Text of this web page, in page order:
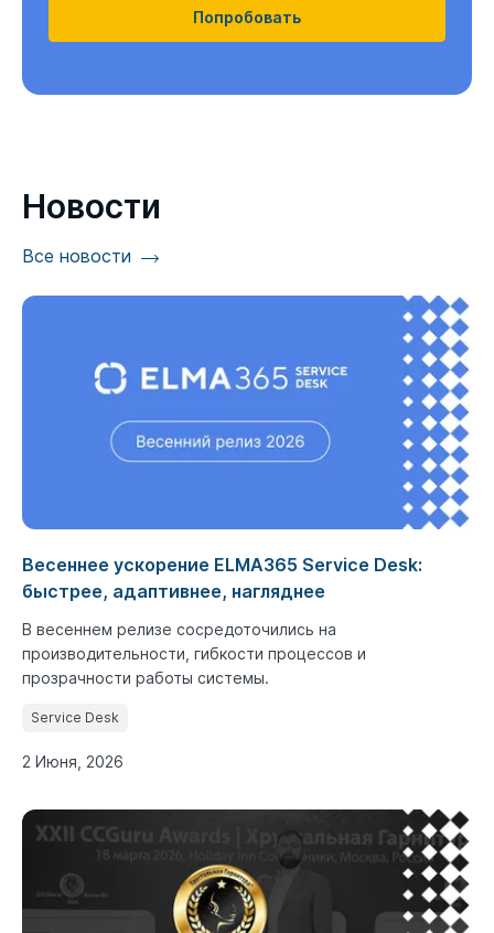
Попробовать
Новости
Все новости
Весеннее ускорение ELMA365 Service Desk:
быстрее, адаптивнее, нагляднее
В весеннем релизе сосредоточились на
производительности, гибкости процессов и
прозрачности работы системы.
Service Desk
2 Июня, 2026